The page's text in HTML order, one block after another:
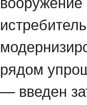
рядом
— введен